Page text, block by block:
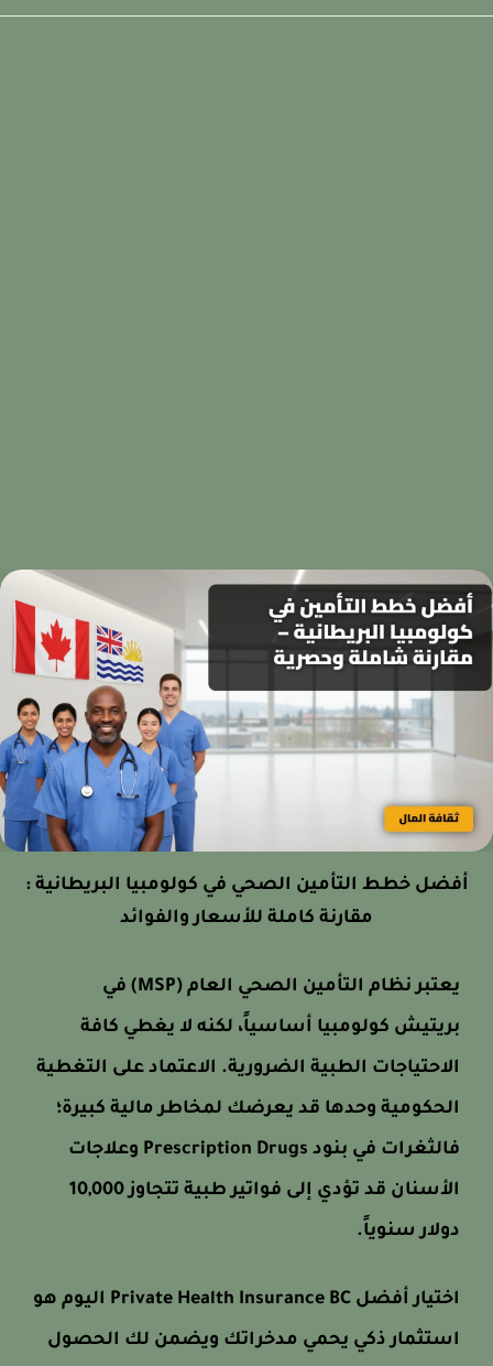
أفضل خطط التأمين الصحي في كولومبيا البريطانية :
مقارنة كاملة للأسعار والفوائد
يعتبر نظام التأمين الصحي العام (MSP) في
بريتيش كولومبيا أساسياً، لكنه لا يغطي كافة
الاحتياجات الطبية الضرورية. الاعتماد على التغطية
الحكومية وحدها قد يعرضك لمخاطر مالية كبيرة؛
فالثغرات في بنود Prescription Drugs وعلاجات
الأسنان قد تؤدي إلى فواتير طبية تتجاوز 10,000
دولار سنوياً.
اختيار أفضل Private Health Insurance BC اليوم هو
استثمار ذكي يحمي مدخراتك ويضمن لك الحصول